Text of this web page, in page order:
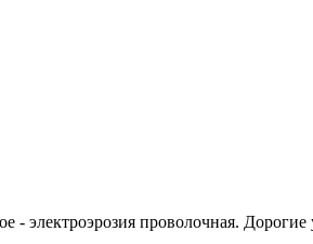
- электроэрозия проволочная. Дорогие